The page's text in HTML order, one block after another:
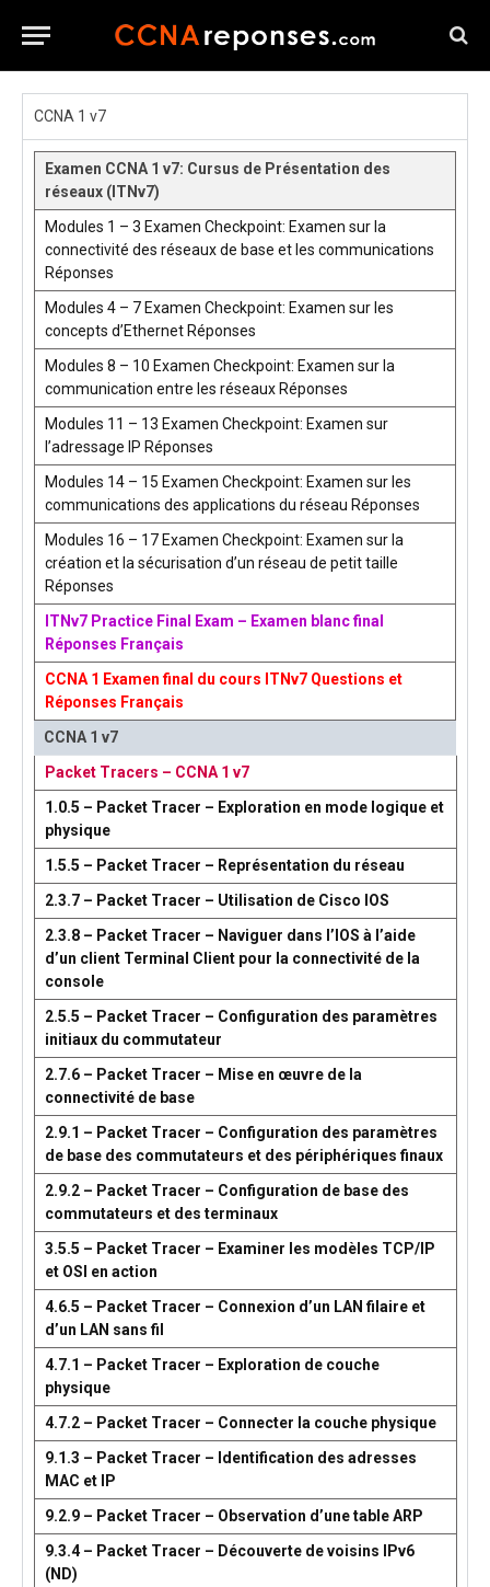
CCNA 1 v7
Examen CCNA 1 v7: Cursus de Présentation des
réseaux (ITNv7)
Modules 1 – 3 Examen Checkpoint: Examen sur la
connectivité des réseaux de base et les communications
Réponses
Modules 4 – 7 Examen Checkpoint: Examen sur les
concepts d’Ethernet Réponses
Modules 8 – 10 Examen Checkpoint: Examen sur la
communication entre les réseaux Réponses
Modules 11 – 13 Examen Checkpoint: Examen sur
l’adressage IP Réponses
Modules 14 – 15 Examen Checkpoint: Examen sur les
communications des applications du réseau Réponses
Modules 16 – 17 Examen Checkpoint: Examen sur la
création et la sécurisation d’un réseau de petit taille
Réponses
ITNv7 Practice Final Exam – Examen blanc final
Réponses Français
CCNA 1 Examen final du cours ITNv7 Questions et
Réponses Français
CCNA 1 v7
Packet Tracers – CCNA 1 v7
1.0.5 – Packet Tracer – Exploration en mode logique et
physique
1.5.5 – Packet Tracer – Représentation du réseau
2.3.7 – Packet Tracer – Utilisation de Cisco IOS
2.3.8 – Packet Tracer – Naviguer dans l’IOS à l’aide
d’un client Terminal Client pour la connectivité de la
console
2.5.5 – Packet Tracer – Configuration des paramètres
initiaux du commutateur
2.7.6 – Packet Tracer – Mise en œuvre de la
connectivité de base
2.9.1 – Packet Tracer – Configuration des paramètres
de base des commutateurs et des périphériques finaux
2.9.2 – Packet Tracer – Configuration de base des
commutateurs et des terminaux
3.5.5 – Packet Tracer – Examiner les modèles TCP/IP
et OSI en action
4.6.5 – Packet Tracer – Connexion d’un LAN filaire et
d’un LAN sans fil
4.7.1 – Packet Tracer – Exploration de couche
physique
4.7.2 – Packet Tracer – Connecter la couche physique
9.1.3 – Packet Tracer – Identification des adresses
MAC et IP
9.2.9 – Packet Tracer – Observation d’une table ARP
9.3.4 – Packet Tracer – Découverte de voisins IPv6
(ND)